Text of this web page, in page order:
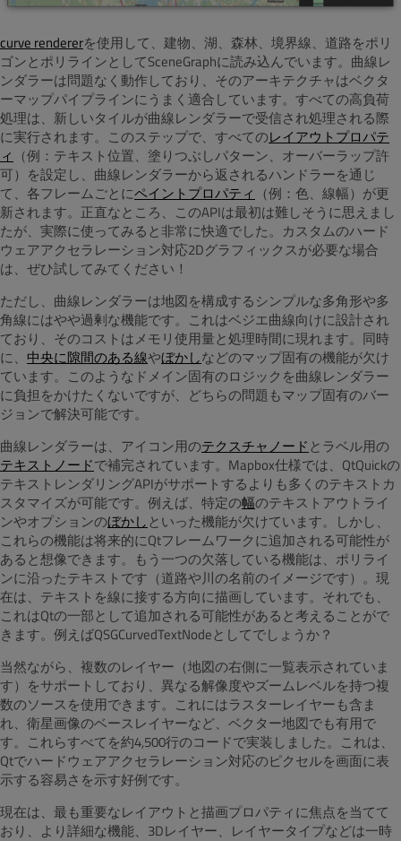
curve rendererを使用して、建物、湖、森林、境界線、道路をポリ
ゴンとポリラインとしてSceneGraphに読み込んでいます。曲線レ
ンダラーは問題なく動作しており、そのアーキテクチャはベクタ
ーマップパイプラインにうまく適合しています。すべての高負荷
処理は、新しいタイルが曲線レンダラーで受信され処理される際
に実行されます。このステップで、すべてのレイアウトプロパテ
ィ （例：テキスト位置、塗りつぶしパターン、オーバーラップ許
可）を設定し、曲線レンダラーから返されるハンドラーを通じ
て、各フレームごとにペイントプロパティ （例：色、線幅）が更
新されます。正直なところ、このAPIは最初は難しそうに思えまし
たが、実際に使ってみると非常に快適でした。カスタムのハード
ウェアアクセラレーション対応2Dグラフィックスが必要な場合
は、ぜひ試してみてください！
ただし、曲線レンダラーは地図を構成するシンプルな多角形や多
角線にはやや過剰な機能です。これはベジエ曲線向けに設計され
ており、そのコストはメモリ使用量と処理時間に現れます。同時
に、 中央に隙間のある線やぼかしなどのマップ固有の機能が欠け
ています。このようなドメイン固有のロジックを曲線レンダラー
に負担をかけたくないですが、どちらの問題もマップ固有のバー
ジョンで解決可能です。
曲線レンダラーは、アイコン用のテクスチャノードとラベル用の
テキストノードで補完されています。Mapbox仕様では、QtQuickの
テキストレンダリングAPIがサポートするよりも多くのテキストカ
スタマイズが可能です。例えば、特定の幅のテキストアウトライ
ンやオプションのぼかしといった機能が欠けています。しかし、
これらの機能は将来的にQtフレームワークに追加される可能性が
あると想像できます。もう一つの欠落している機能は、ポリライ
ンに沿ったテキストです（道路や川の名前のイメージです）。現
在は、テキストを線に接する方向に描画しています。それでも、
これはQtの一部として追加される可能性があると考えることがで
きます。例えばQSGCurvedTextNodeとしてでしょうか？
当然ながら、複数のレイヤー（地図の右側に一覧表示されていま
す）をサポートしており、異なる解像度やズームレベルを持つ複
数のソースを使用できます。これにはラスターレイヤーも含ま
れ、衛星画像のベースレイヤーなど、ベクター地図でも有用で
す。これらすべてを約4,500行のコードで実装しました。これは、
Qtでハードウェアアクセラレーション対応のピクセルを画面に表
示する容易さを示す好例です。
現在は、最も重要なレイアウトと描画プロパティに焦点を当てて
おり、より詳細な機能、3Dレイヤー、レイヤータイプなどは一時